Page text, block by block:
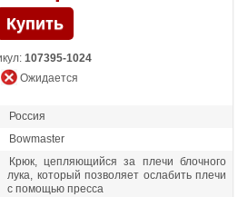
107395-1024
Ожидается
Россия
Bowmaster
Крюк, цепляющийся за плечи блочного
лука, который позволяет ослабить плечи
с помощью пресса